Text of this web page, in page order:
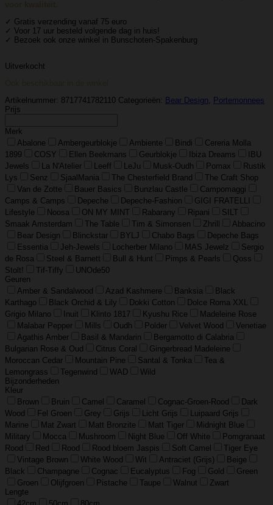
✓ Gratis verzending vanaf 75 euro
✓ Voor 17 uur besteld volgende dag in huis!
✓ Bezoek ook onze winkel in Bunschoten-Spakenburg
Uitverkocht
Artikelnummer: 8717741782110 Categorieën: Bear Design
Portemonnees
Prijs
Merk
Abalone
Ambergeurblokje Ambiente Bindi
Cereria Molla
1899
COSY Ellen Beekmans Geurblokje Ibiza Dreams
IBU
Jewels
La N'Atelier Leeff LeJu Musk-Oudh Pomax
Rustik
Lys
Senz SjaalMania The Chesterfield Brand
The Craft Shop
Van de Zotte
Bauer Basics Bunzlau Castle
Campomaggi
Camps & Camps
Depeche Depeche-Fashion
GIGI FRATELLI
Lifestyle
Noosa ON MY MINT Rabarany Ripani
SILT
Smaak Amsterdam
The Table Tim & Simonsen Zhrill
Abbacino
Bear Design
Blinckstar BYLJ Chabo Bags
Depeche Bags
Essentia
Jeh-Jewels Locherber Milano MAS Jewelz
Sergio
de Rosa
Steel & Barnett Bull & Hunt Pimps & Pearls
Qoss
Stolt!
Tif-Tiffy
UNOde50
Geuren
Amber & Sandalwood
Azad Kashmere Banksia
Black
Karthago
Black Orchid & Lily Dokki Cotton
Dolce Roma XXL
Grigio Milano
Inuit Klinto 1817 Kyushu Rice
Madeleine Rose
Malabar Pepper
Mills Oudh Polder Velvet Wood
Venetiae
Agathis Amber
Basil & Mandarin
Bergamotto di Calabria
Bulgarian Rose & Oud
Citrus Coral
Gingerbread Madeleine
Moroccan Cedar
Mountain Pine Santal & Tonka
Tea &
Lemongrass
Tegenwind WAD
Wild
Bijzonderheden
Kleur
Brown
Bruin Camel Caramel Cognac-Groen-Rood
Dark
Wood
Fel Groen Grey Grijs Licht Grijs
Luipaard Grijs
Marine
Mat Zwart Matt Bronzite Matt Tiger
Midnight Blue
Military
Mocca Mushroom Night Blue Off White
Pomgranaat
Rood
Red Rood Rood bloem Jaspis Soft Camel
Tiger Eye
Vintage Brown
White Wood Wit Antraciet (Grijs)
Beige
Black
Champagne Cognac Eucalyptus Fog Gold
Green
Groen
Olijfgroen Pistache Taupe Walnut
Zwart
Lengte